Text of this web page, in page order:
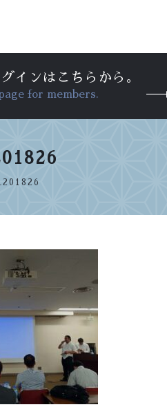
インはこちらから。
for members.